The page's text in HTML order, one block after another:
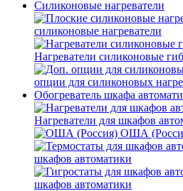
Силиконовые нагреватели
силиконовые нагреватели
Нагреватели силиконовые
опции для силиконовых
Обогреватель шкафа
Нагреватели для шкафов
ОША
шкафов автоматики
шкафов автоматики